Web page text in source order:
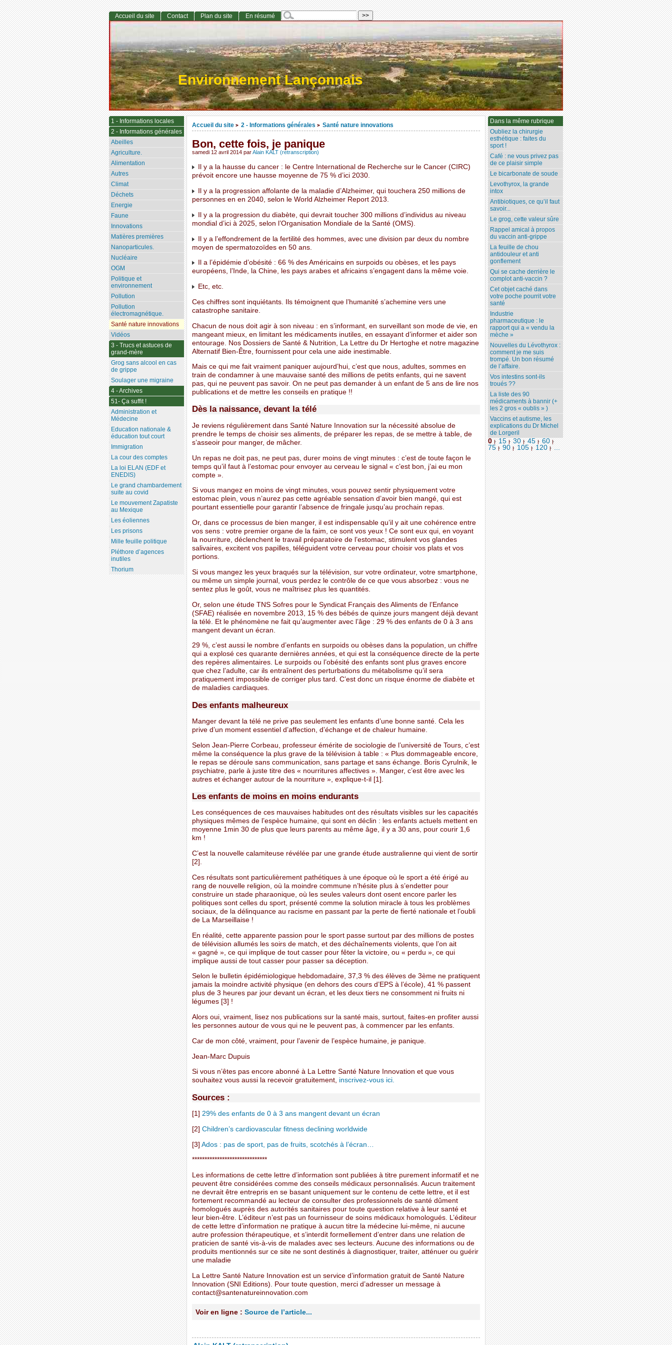
Environnement Lançonnais
Accueil du site > 2 - Informations générales > Santé nature innovations
Bon, cette fois, je panique
samedi 12 avril 2014 parAlain KALT (retranscription)
Il y a la hausse du cancer : le Centre International de Recherche sur le Cancer (CIRC)
prévoit encore une hausse moyenne de 75 % d’ici 2030.
Il y a la progression affolante de la maladie d’Alzheimer, qui touchera 250 millions de
personnes en en 2040, selon le World Alzheimer Report 2013.
Il y a la progression du diabète, qui devrait toucher 300 millions d’individus au niveau
mondial d’ici à 2025, selon l’Organisation Mondiale de la Santé (OMS).
Il y a l’effondrement de la fertilité des hommes, avec une division par deux du nombre
moyen de spermatozoïdes en 50 ans.
Il a l’épidémie d’obésité : 66 % des Américains en surpoids ou obèses, et les pays
européens, l’Inde, la Chine, les pays arabes et africains s’engagent dans la même voie.
Etc, etc.
Ces chiffres sont inquiétants. Ils témoignent que l’humanité s’achemine vers une
catastrophe sanitaire.
Chacun de nous doit agir à son niveau : en s’informant, en surveillant son mode de vie, en
mangeant mieux, en limitant les médicaments inutiles, en essayant d’informer et aider son
entourage. Nos Dossiers de Santé & Nutrition, La Lettre du Dr Hertoghe et notre magazine
Alternatif Bien-Être, fournissent pour cela une aide inestimable.
Mais ce qui me fait vraiment paniquer aujourd’hui, c’est que nous, adultes, sommes en
train de condamner à une mauvaise santé des millions de petits enfants, qui ne savent
pas, qui ne peuvent pas savoir. On ne peut pas demander à un enfant de 5 ans de lire nos
publications et de mettre les conseils en pratique !!
Dès la naissance, devant la télé
Je reviens régulièrement dans Santé Nature Innovation sur la nécessité absolue de
prendre le temps de choisir ses aliments, de préparer les repas, de se mettre à table, de
s’asseoir pour manger, de mâcher.
Un repas ne doit pas, ne peut pas, durer moins de vingt minutes : c’est de toute façon le
temps qu’il faut à l’estomac pour envoyer au cerveau le signal « c’est bon, j’ai eu mon
compte ».
Si vous mangez en moins de vingt minutes, vous pouvez sentir physiquement votre
estomac plein, vous n’aurez pas cette agréable sensation d’avoir bien mangé, qui est
pourtant essentielle pour garantir l’absence de fringale jusqu’au prochain repas.
Or, dans ce processus de bien manger, il est indispensable qu’il y ait une cohérence entre
vos sens : votre premier organe de la faim, ce sont vos yeux ! Ce sont eux qui, en voyant
la nourriture, déclenchent le travail préparatoire de l’estomac, stimulent vos glandes
salivaires, excitent vos papilles, téléguident votre cerveau pour choisir vos plats et vos
portions.
Si vous mangez les yeux braqués sur la télévision, sur votre ordinateur, votre smartphone,
ou même un simple journal, vous perdez le contrôle de ce que vous absorbez : vous ne
sentez plus le goût, vous ne maîtrisez plus les quantités.
Or, selon une étude TNS Sofres pour le Syndicat Français des Aliments de l’Enfance
(SFAE) réalisée en novembre 2013, 15 % des bébés de quinze jours mangent déjà devant
la télé. Et le phénomène ne fait qu’augmenter avec l’âge : 29 % des enfants de 0 à 3 ans
mangent devant un écran.
29 %, c’est aussi le nombre d’enfants en surpoids ou obèses dans la population, un chiffre
qui a explosé ces quarante dernières années, et qui est la conséquence directe de la perte
des repères alimentaires. Le surpoids ou l’obésité des enfants sont plus graves encore
que chez l’adulte, car ils entraînent des perturbations du métabolisme qu’il sera
pratiquement impossible de corriger plus tard. C’est donc un risque énorme de diabète et
de maladies cardiaques.
Des enfants malheureux
Manger devant la télé ne prive pas seulement les enfants d’une bonne santé. Cela les
prive d’un moment essentiel d’affection, d’échange et de chaleur humaine.
Selon Jean-Pierre Corbeau, professeur émérite de sociologie de l’université de Tours, c’est
même la conséquence la plus grave de la télévision à table : « Plus dommageable encore,
le repas se déroule sans communication, sans partage et sans échange. Boris Cyrulnik, le
psychiatre, parle à juste titre des « nourritures affectives ». Manger, c’est être avec les
autres et échanger autour de la nourriture », explique-t-il [1].
Les enfants de moins en moins endurants
Les conséquences de ces mauvaises habitudes ont des résultats visibles sur les capacités
physiques mêmes de l’espèce humaine, qui sont en déclin : les enfants actuels mettent en
moyenne 1min 30 de plus que leurs parents au même âge, il y a 30 ans, pour courir 1,6
km !
C’est la nouvelle calamiteuse révélée par une grande étude australienne qui vient de sortir
[2].
Ces résultats sont particulièrement pathétiques à une époque où le sport a été érigé au
rang de nouvelle religion, où la moindre commune n’hésite plus à s’endetter pour
construire un stade pharaonique, où les seules valeurs dont osent encore parler les
politiques sont celles du sport, présenté comme la solution miracle à tous les problèmes
sociaux, de la délinquance au racisme en passant par la perte de fierté nationale et l’oubli
de La Marseillaise !
En réalité, cette apparente passion pour le sport passe surtout par des millions de postes
de télévision allumés les soirs de match, et des déchaînements violents, que l’on ait
« gagné », ce qui implique de tout casser pour fêter la victoire, ou « perdu », ce qui
implique aussi de tout casser pour passer sa déception.
Selon le bulletin épidémiologique hebdomadaire, 37,3 % des élèves de 3ème ne pratiquent
jamais la moindre activité physique (en dehors des cours d’EPS à l’école), 41 % passent
plus de 3 heures par jour devant un écran, et les deux tiers ne consomment ni fruits ni
légumes [3] !
Alors oui, vraiment, lisez nos publications sur la santé mais, surtout, faites-en profiter aussi
les personnes autour de vous qui ne le peuvent pas, à commencer par les enfants.
Car de mon côté, vraiment, pour l’avenir de l’espèce humaine, je panique.
Jean-Marc Dupuis
Si vous n’êtes pas encore abonné à La Lettre Santé Nature Innovation et que vous
souhaitez vous aussi la recevoir gratuitement, inscrivez-vous ici.
Sources :
[1] 29% des enfants de 0 à 3 ans mangent devant un écran
[2] Children’s cardiovascular fitness declining worldwide
[3] Ados : pas de sport, pas de fruits, scotchés à l’écran…
******************************
Les informations de cette lettre d’information sont publiées à titre purement informatif et ne
peuvent être considérées comme des conseils médicaux personnalisés. Aucun traitement
ne devrait être entrepris en se basant uniquement sur le contenu de cette lettre, et il est
fortement recommandé au lecteur de consulter des professionnels de santé dûment
homologués auprès des autorités sanitaires pour toute question relative à leur santé et
leur bien-être. L’éditeur n’est pas un fournisseur de soins médicaux homologués. L’éditeur
de cette lettre d’information ne pratique à aucun titre la médecine lui-même, ni aucune
autre profession thérapeutique, et s’interdit formellement d’entrer dans une relation de
praticien de santé vis-à-vis de malades avec ses lecteurs. Aucune des informations ou de
produits mentionnés sur ce site ne sont destinés à diagnostiquer, traiter, atténuer ou guérir
une maladie
La Lettre Santé Nature Innovation est un service d’information gratuit de Santé Nature
Innovation (SNI Editions). Pour toute question, merci d’adresser un message à
contact@santenatureinnovation.com
Voir en ligne : Source de l’article...
Dans la même rubrique
Oubliez la chirurgie
esthétique : faites du
sport !
Café : ne vous privez pas
de ce plaisir simple
Le bicarbonate de soude
Levothyrox, la grande
intox
Antibiotiques, ce qu’il faut
savoir...
Le grog, cette valeur sûre
Rappel amical à propos
du vaccin anti-grippe
La feuille de chou
antidouleur et anti
gonflement
Qui se cache derrière le
complot anti-vaccin ?
Cet objet caché dans
votre poche pourrit votre
santé
Industrie
pharmaceutique : le
rapport qui a « vendu la
mèche »
Nouvelles du Lévothyrox :
comment je me suis
trompé. Un bon résumé
de l’affaire.
Vos intestins sont-ils
troués ??
La liste des 90
médicaments à bannir (+
les 2 gros « oublis » )
Vaccins et autisme, les
explications du Dr Michel
de Lorgeril
0 | 15 | 30 | 45 | 60 |
75 | 90 | 105 | 120 | ...
Accueil du site Contact Plan du site En résumé
1 - Informations locales
2 - Informations générales
Abeilles
Agriculture.
Alimentation
Autres
Climat
Déchets
Energie
Faune
Innovations
Matières premières
Nanoparticules.
Nucléaire
OGM
Politique et
environnement
Pollution
Pollution
électromagnétique.
Santé nature innovations
Vidéos
3 - Trucs et astuces de
grand-mère
Grog sans alcool en cas
de grippe
Soulager une migraine
4 - Archives
51- Ça suffit !
Administration et
Médecine
Education nationale &
éducation tout court
Immigration
La cour des comptes
La loi ELAN (EDF et
ENEDIS)
Le grand chambardement
suite au covid
Le mouvement Zapatiste
au Mexique
Les éoliennes
Les prisons
Mille feuille politique
Pléthore d’agences
inutiles
Thorium